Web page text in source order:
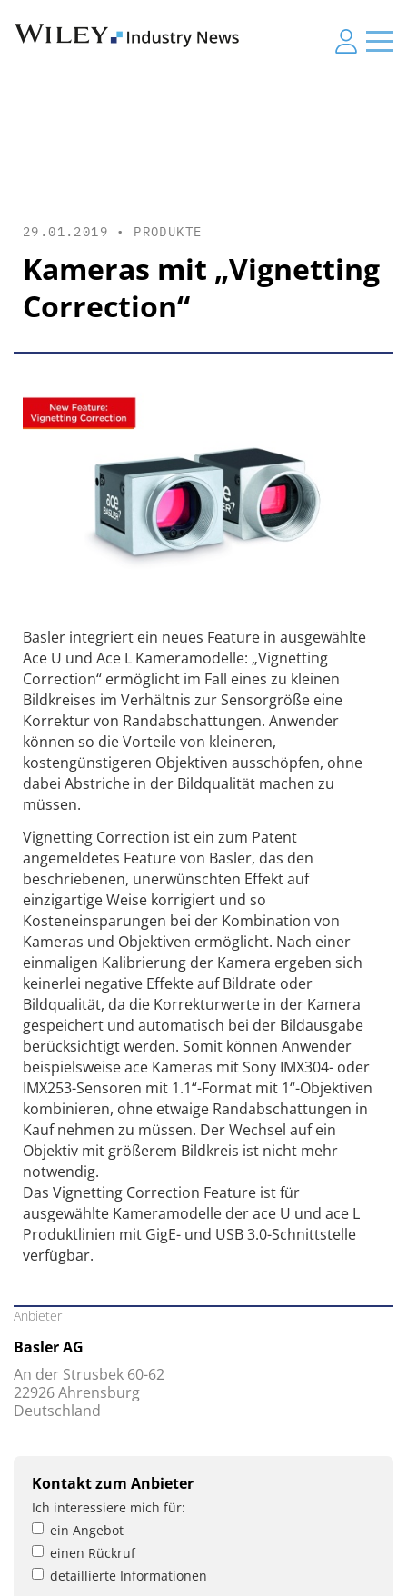
29.01.2019 • PRODUKTE
Kameras mit „Vignetting
Correction“
Basler integriert ein neues Feature in ausgewählte
Ace U und Ace L Kameramodelle: „Vignetting
Correction“ ermöglicht im Fall eines zu kleinen
Bildkreises im Verhältnis zur Sensorgröße eine
Korrektur von Randabschattungen. Anwender
können so die Vorteile von kleineren,
kostengünstigeren Objektiven ausschöpfen, ohne
dabei Abstriche in der Bildqualität machen zu
müssen.
Vignetting Correction ist ein zum Patent
angemeldetes Feature von Basler, das den
beschriebenen, unerwünschten Effekt auf
einzigartige Weise korrigiert und so
Kosteneinsparungen bei der Kombination von
Kameras und Objektiven ermöglicht. Nach einer
einmaligen Kalibrierung der Kamera ergeben sich
keinerlei negative Effekte auf Bildrate oder
Bildqualität, da die Korrekturwerte in der Kamera
gespeichert und automatisch bei der Bildausgabe
berücksichtigt werden. Somit können Anwender
beispielsweise ace Kameras mit Sony IMX304- oder
IMX253-Sensoren mit 1.1“-Format mit 1“-Objektiven
kombinieren, ohne etwaige Randabschattungen in
Kauf nehmen zu müssen. Der Wechsel auf ein
Objektiv mit größerem Bildkreis ist nicht mehr
notwendig.
Das Vignetting Correction Feature ist für
ausgewählte Kameramodelle der ace U und ace L
Produktlinien mit GigE- und USB 3.0-Schnittstelle
verfügbar.
Anbieter
Basler AG
An der Strusbek 60-62
22926 Ahrensburg
Deutschland
Kontakt zum Anbieter
Ich interessiere mich für:
ein Angebot
einen Rückruf
detaillierte Informationen